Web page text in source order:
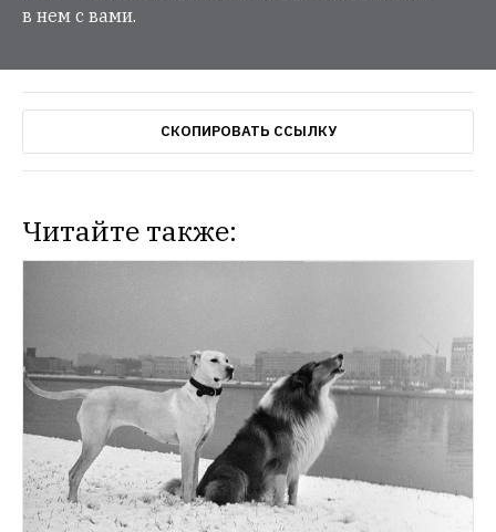
в нем с вами.
СКОПИРОВАТЬ ССЫЛКУ
Читайте также: